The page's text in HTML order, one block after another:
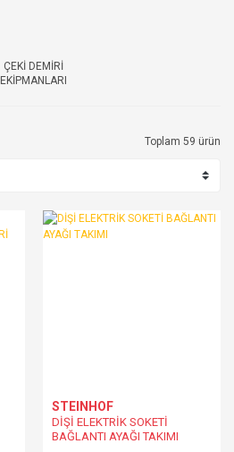
ÇEKİ DEMİRİ
EKİPMANLARI
Toplam 59 ürün
STEINHOF
DİŞİ ELEKTRİK SOKETİ
BAĞLANTI AYAĞI TAKIMI